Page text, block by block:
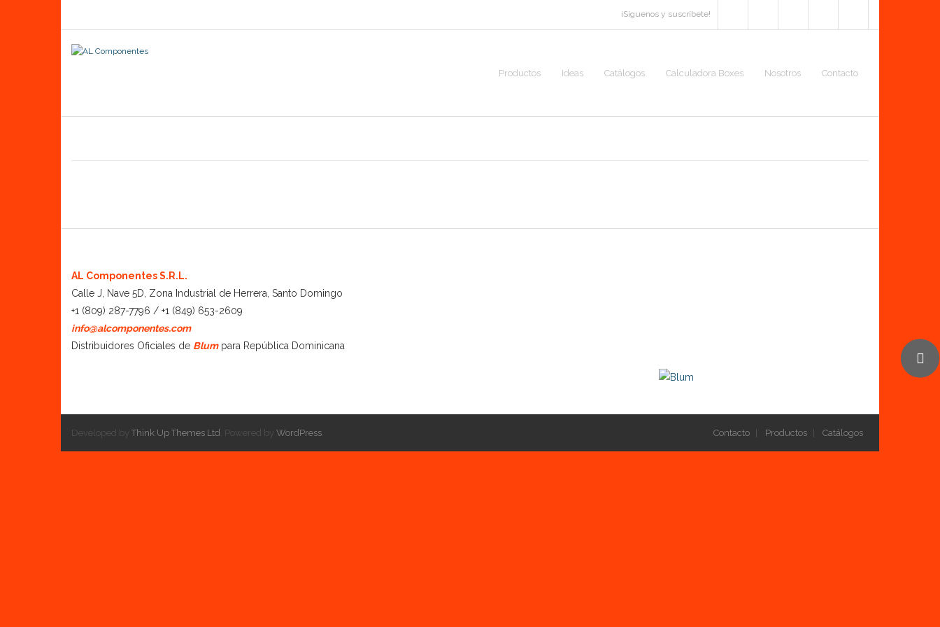
¡Síguenos y suscríbete!
Productos Ideas Catálogos Calculadora Boxes Nosotros Contacto
AL Componentes S.R.L.
Calle J, Nave 5D, Zona Industrial de Herrera, Santo Domingo
+1 (809) 287-7796 / +1 (849) 653-2609
info@alcomponentes.com
Distribuidores Oficiales de Blumpara República Dominicana
Developed by Think Up Themes Ltd . Powered by WordPress Contacto Productos Catálogos